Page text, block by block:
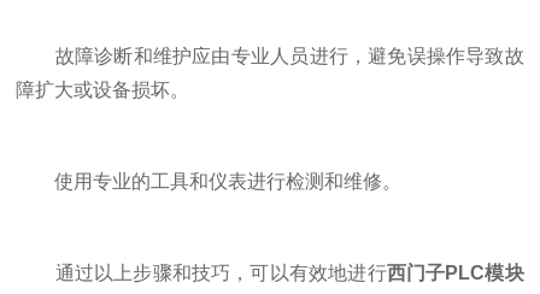
故障诊断和维护应由专业人员进行，避免误操作导致故
障扩大或设备损坏。
使用专业的工具和仪表进行检测和维修。
通过以上步骤和技巧，可以有效地进行西门子PLC模块